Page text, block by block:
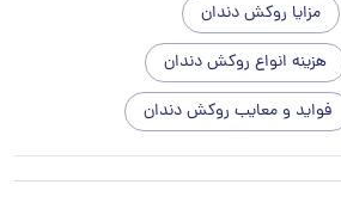
مزایا روکش دندان
هزینه انواع روکش دندان
فواید و معایب روکش دندان